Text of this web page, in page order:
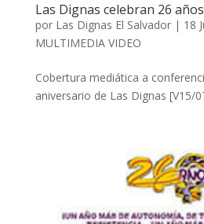
Las Dignas celebran 26
por Las Dignas El Salvador| 18
MULTIMEDIA VIDEO
Cobertura mediática a
aniversario de Las Dignas [V15/